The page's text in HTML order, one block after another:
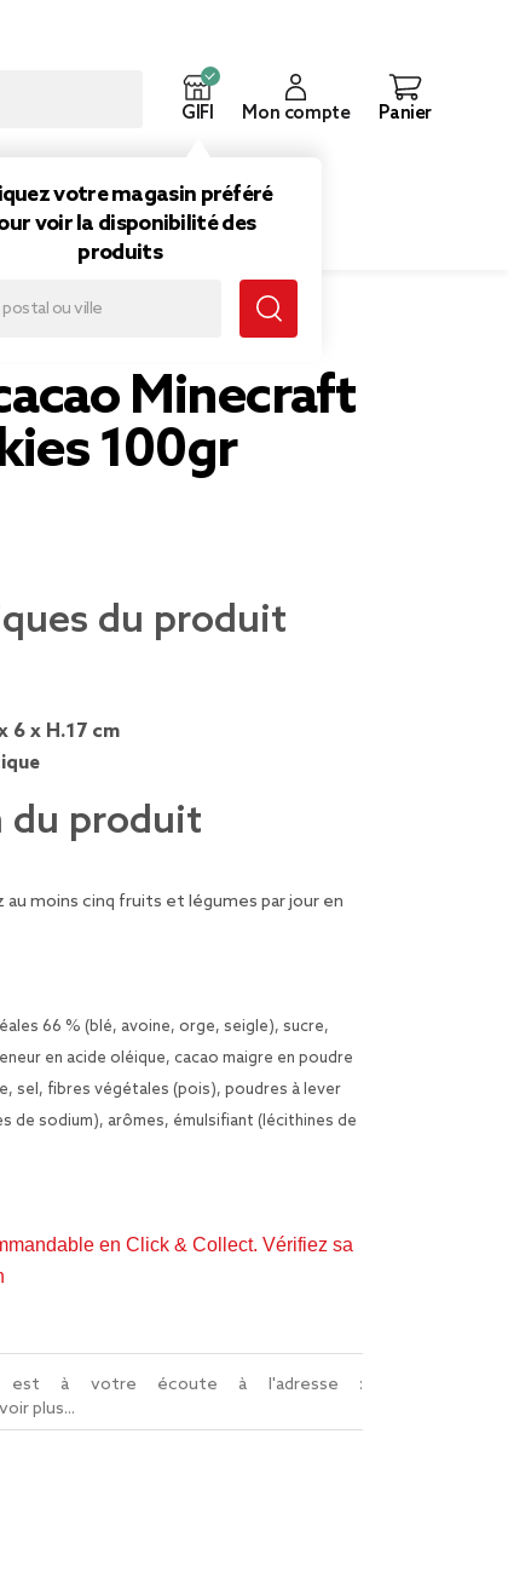
GIFI
votre magasin préféré
voir la disponibilité des
produits
Mon compte Panier
Minecraft
100gr
du produit
6 x H.17 cm
du produit
moins cinq fruits et légumes par jour en
66 % (blé, avoine, orge, seigle), sucre,
en acide oléique, cacao maigre en poudre
sel, fibres végétales (pois), poudres à lever
de sodium), arômes, émulsifiant (lécithines de
en Click & Collect. Vérifiez sa
est à votre écoute à l'adresse :
plus...